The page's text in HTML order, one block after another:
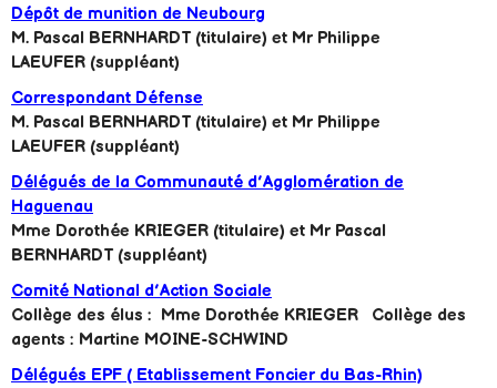
Dépôt de munition de Neubourg
M. Pascal BERNHARDT (titulaire) et Mr Philippe
LAEUFER (suppléant)
Correspondant Défense
M. Pascal BERNHARDT (titulaire) et Mr Philippe
LAEUFER (suppléant)
Délégués de la Communauté d’Agglomération de
Haguenau
Mme Dorothée KRIEGER (titulaire) et Mr Pascal
BERNHARDT (suppléant)
Comité National d’Action Sociale
Collège des élus : Mme Dorothée KRIEGER Collège des
agents : Martine MOINE-SCHWIND
Délégués EPF ( Etablissement Foncier du Bas-Rhin)